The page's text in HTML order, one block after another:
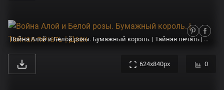
Война Алой и Белой розы. Бумажный король. | Тайная печать | Дзен
624x840px 0